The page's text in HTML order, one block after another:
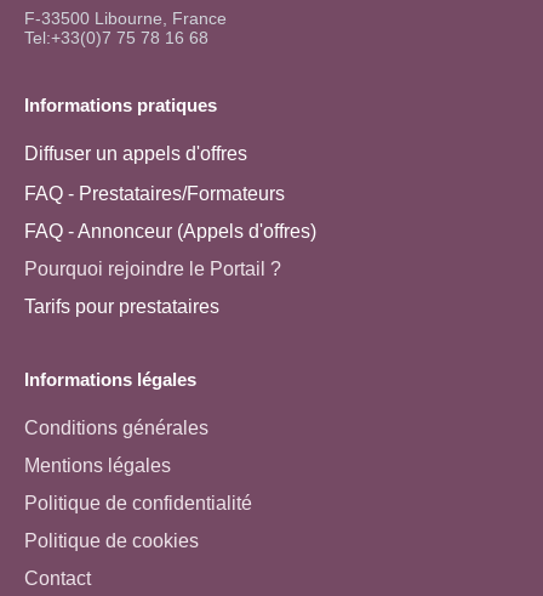
F-33500 Libourne, France
Tel:+33(0)7 75 78 16 68
Informations pratiques
Diffuser un appels d'offres
FAQ - Prestataires/Formateurs
FAQ - Annonceur (Appels d'offres)
Pourquoi rejoindre le Portail ?
Tarifs pour prestataires
Informations légales
Conditions générales
Mentions légales
Politique de confidentialité
Politique de cookies
Contact